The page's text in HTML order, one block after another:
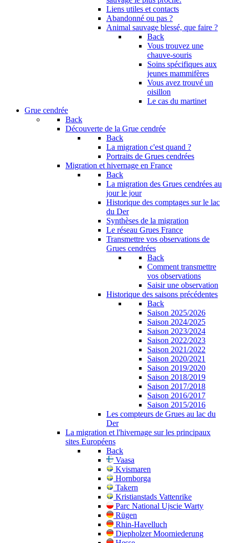
Liens utiles et contacts
Abandonné ou pas ?
Animal sauvage blessé, que faire ?
Back
Vous trouvez une
chauve-souris
Soins spécifiques aux
jeunes mammifères
Vous avez trouvé un
oisillon
Le cas du martinet
Grue cendrée
Back
Découverte de la Grue cendrée
Back
La migration c'est quand ?
Portraits de Grues cendrées
Migration et hivernage en France
Back
La migration des Grues cendrées au
jour le jour
Historique des comptages sur le lac
du Der
Synthèses de la migration
Le réseau Grues France
Transmettre vos observations de
Grues cendrées
Back
Comment transmettre
vos observations
Saisir une observation
Historique des saisons précédentes
Back
Saison 2025/2026
Saison 2024/2025
Saison 2023/2024
Saison 2022/2023
Saison 2021/2022
Saison 2020/2021
Saison 2019/2020
Saison 2018/2019
Saison 2017/2018
Saison 2016/2017
Saison 2015/2016
Les compteurs de Grues au lac du
Der
La migration et l'hivernage sur les principaux
sites Européens
Back
Vaasa
Kvismaren
Hornborga
Takern
Kristianstads Vattenrike
Parc National Ujscie Warty
Rügen
Rhin-Havelluch
Diepholzer Moorniederung